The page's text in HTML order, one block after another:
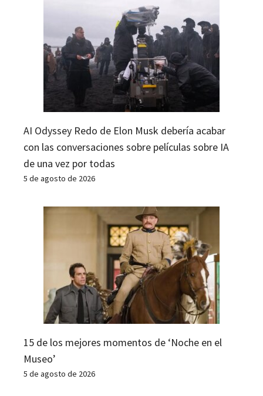
AI Odyssey Redo de Elon Musk debería acabar
con las conversaciones sobre películas sobre IA
de una vez por todas
5 de agosto de 2026
15 de los mejores momentos de ‘Noche en el
Museo’
5 de agosto de 2026